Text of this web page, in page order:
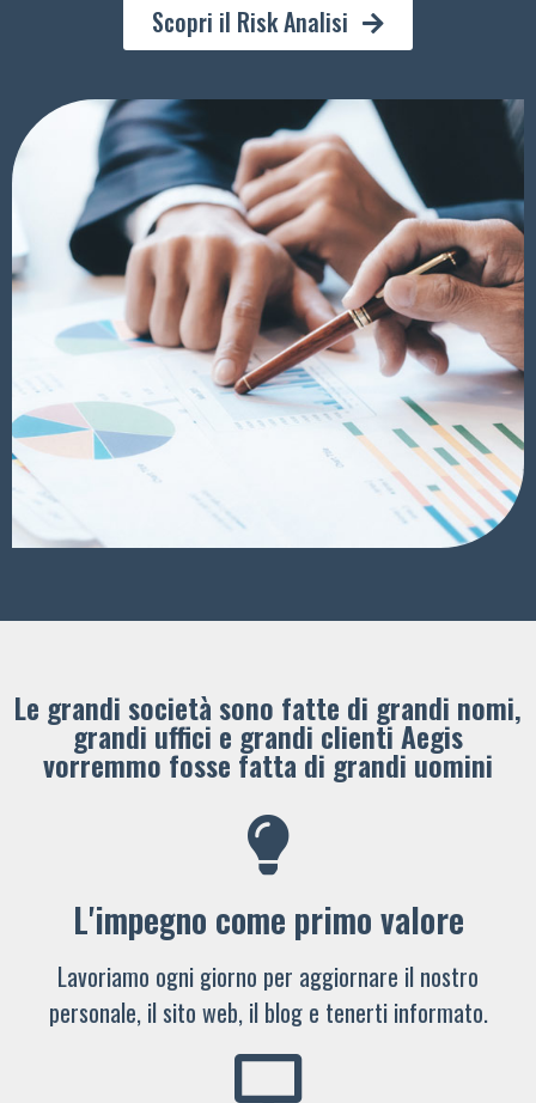
Scopri il Risk Analisi
Le grandi società sono fatte di grandi nomi,
grandi uffici e grandi clienti ​Aegis
vorremmo fosse fatta di grandi uomini
L'impegno come primo valore
Lavoriamo ogni giorno per aggiornare il nostro
personale, il sito web, il blog e tenerti informato.